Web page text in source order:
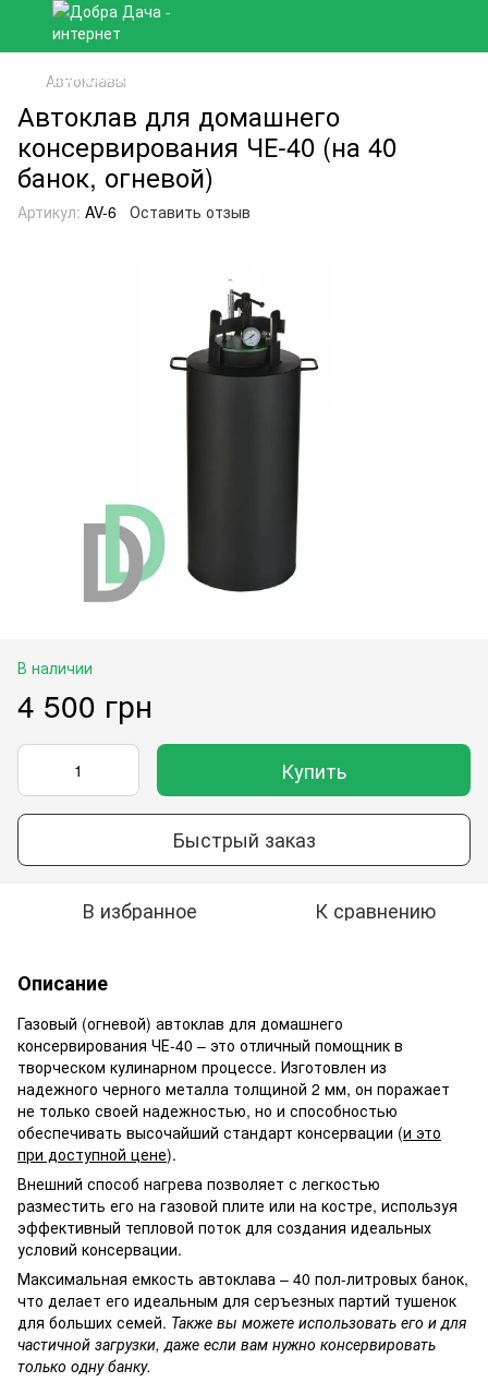
Автоклавы
Автоклав для домашнего
консервирования ЧЕ-40 (на 40
банок, огневой)
Артикул: AV-6 Оставить отзыв
В наличии
4 500 грн
Купить
Быстрый заказ
В избранное К сравнению
Описание
Газовый (огневой) автоклав для домашнего
консервирования ЧЕ-40 – это отличный помощник в
творческом кулинарном процессе. Изготовлен из
надежного черного металла толщиной 2 мм, он поражает
не только своей надежностью, но и способностью
обеспечивать высочайший стандарт консервации (и это
при доступной цене).
Внешний способ нагрева позволяет с легкостью
разместить его на газовой плите или на костре, используя
эффективный тепловой поток для создания идеальных
условий консервации.
Максимальная емкость автоклава – 40 пол-литровых банок,
что делает его идеальным для серъезных партий тушенок
для больших семей. Также вы можете использовать его и для
частичной загрузки, даже если вам нужно консервировать
только одну банку.